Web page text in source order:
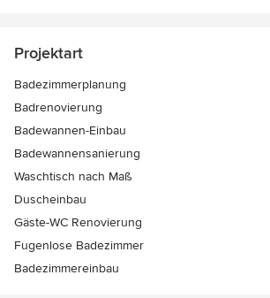
Projektart
Badezimmerplanung
Badrenovierung
Badewannen-Einbau
Badewannensanierung
Waschtisch nach Maß
Duscheinbau
Gäste-WC Renovierung
Fugenlose Badezimmer
Badezimmereinbau